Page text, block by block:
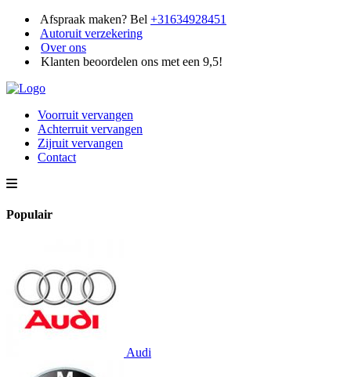
Afspraak maken? Bel +31634928451
Autoruit verzekering
Over ons
Klanten beoordelen ons met een 9,5!
Voorruit vervangen
Achterruit vervangen
Zijruit vervangen
Contact
Populair
Audi